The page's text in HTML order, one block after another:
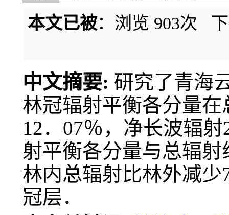
本文已被：浏览 903次
中文摘要: 研究了青海
林冠辐射平衡各分量
12．07％，净长波辐
射平衡各分量与总辐
林内总辐射比林外减
冠层．